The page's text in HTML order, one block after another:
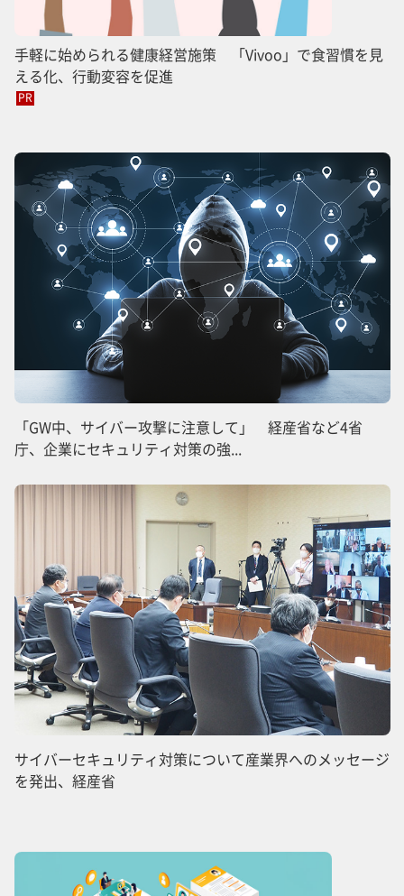
手軽に始められる健康経営施策 「Vivoo」で食習慣を見
える化、行動変容を促進
PR
「GW中、サイバー攻撃に注意して」 経産省など4省
庁、企業にセキュリティ対策の強...
サイバーセキュリティ対策について産業界へのメッセージ
を発出、経産省